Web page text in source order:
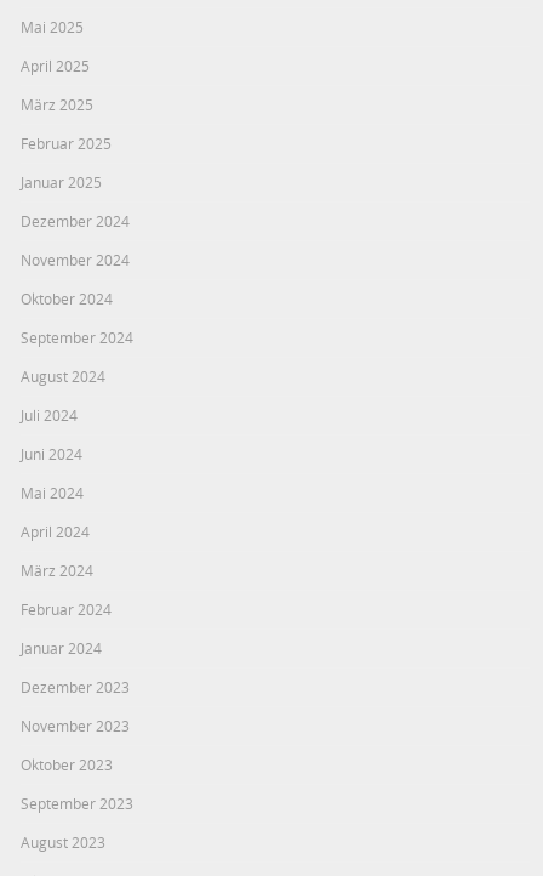
Mai 2025
April 2025
März 2025
Februar 2025
Januar 2025
Dezember 2024
November 2024
Oktober 2024
September 2024
August 2024
Juli 2024
Juni 2024
Mai 2024
April 2024
März 2024
Februar 2024
Januar 2024
Dezember 2023
November 2023
Oktober 2023
September 2023
August 2023